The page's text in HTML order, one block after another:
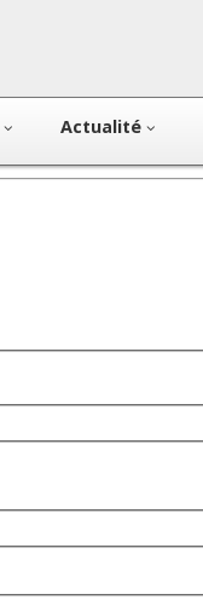
Actualité